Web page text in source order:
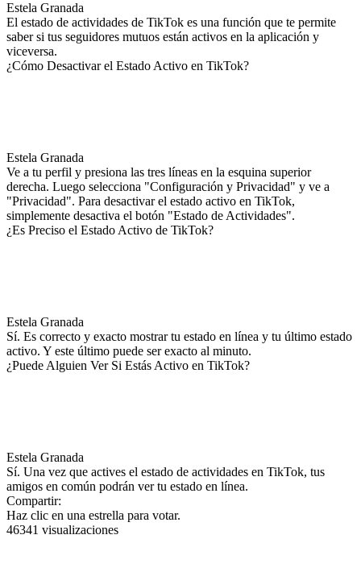
Estela Granada
El estado de actividades de TikTok es una función que te permite
saber si tus seguidores mutuos están activos en la aplicación y
viceversa.
¿Cómo Desactivar el Estado Activo en TikTok?
Estela Granada
Ve a tu perfil y presiona las tres líneas en la esquina superior
derecha. Luego selecciona "Configuración y Privacidad" y ve a
"Privacidad". Para desactivar el estado activo en TikTok,
simplemente desactiva el botón "Estado de Actividades".
¿Es Preciso el Estado Activo de TikTok?
Estela Granada
Sí. Es correcto y exacto mostrar tu estado en línea y tu último estado
activo. Y este último puede ser exacto al minuto.
¿Puede Alguien Ver Si Estás Activo en TikTok?
Estela Granada
Sí. Una vez que actives el estado de actividades en TikTok, tus
amigos en común podrán ver tu estado en línea.
Compartir:
Haz clic en una estrella para votar.
46341 visualizaciones